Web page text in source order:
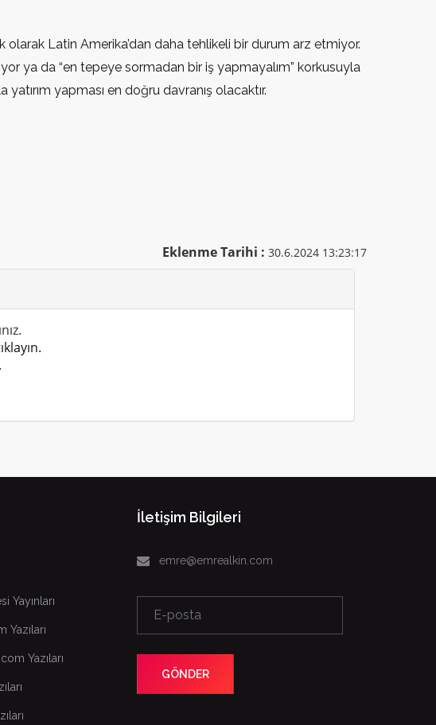
olarak Latin Amerika’dan daha tehlikeli bir durum arz etmiyor.
ya da “en tepeye sormadan bir iş yapmayalım” korkusuyla
yapması en doğru davranış olacaktır.
Eklenme Tarihi : 30.6.2024 13:23:17
Yayınları
Yazıları
Yazıları
İletişim Bilgileri
emre@emrealkin.com
GÖNDER